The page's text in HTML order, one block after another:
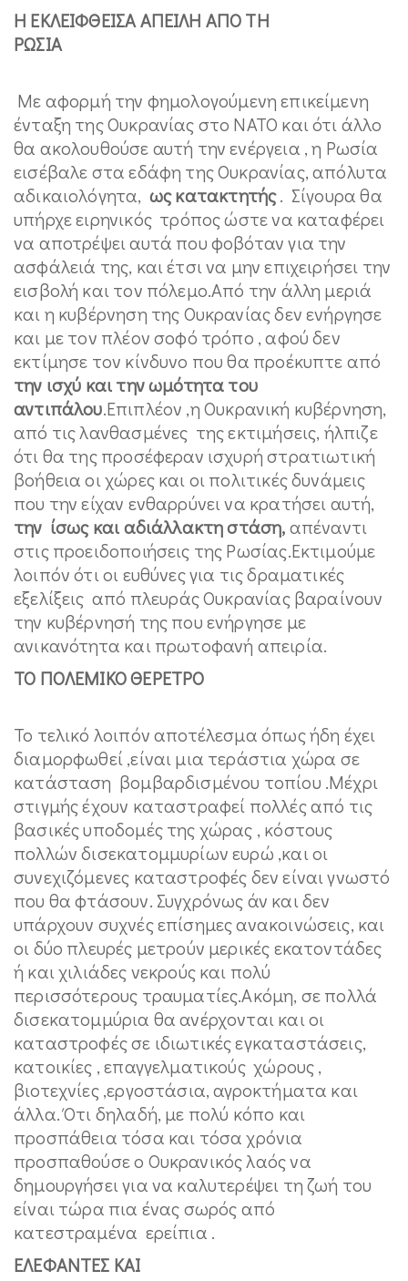
Η ΕΚΛΕΙΦΘΕΙΣΑ ΑΠΕΙΛΗ ΑΠΟ ΤΗ
ΡΩΣΙΑ
Με αφορμή την φημολογούμενη επικείμενη
ένταξη της Ουκρανίας στο ΝΑΤΟ και ότι άλλο
θα ακολουθούσε αυτή την ενέργεια , η Ρωσία
εισέβαλε στα εδάφη της Ουκρανίας, απόλυτα
αδικαιολόγητα, ως κατακτητής. Σίγουρα θα
υπήρχε ειρηνικός τρόπος ώστε να καταφέρει
να αποτρέψει αυτά που φοβόταν για την
ασφάλειά της, και έτσι να μην επιχειρήσει την
εισβολή και τον πόλεμο.Από την άλλη μεριά
και η κυβέρνηση της Ουκρανίας δεν ενήργησε
και με τον πλέον σοφό τρόπο , αφού δεν
εκτίμησε τον κίνδυνο που θα προέκυπτε από
την ισχύ και την ωμότητα του
αντιπάλου.Επιπλέον ,η Ουκρανική κυβέρνηση,
από τις λανθασμένες της εκτιμήσεις, ήλπιζε
ότι θα της προσέφεραν ισχυρή στρατιωτική
βοήθεια οι χώρες και οι πολιτικές δυνάμεις
που την είχαν ενθαρρύνει να κρατήσει αυτή,
την ίσως και αδιάλλακτη στάση,απέναντι
στις προειδοποιήσεις της Ρωσίας.Εκτιμούμε
λοιπόν ότι οι ευθύνες για τις δραματικές
εξελίξεις από πλευράς Ουκρανίας βαραίνουν
την κυβέρνησή της που ενήργησε με
ανικανότητα και πρωτοφανή απειρία.
ΤΟ ΠΟΛΕΜΙΚΟ ΘΕΡΕΤΡΟ
Το τελικό λοιπόν αποτέλεσμα όπως ήδη έχει
διαμορφωθεί ,είναι μια τεράστια χώρα σε
κατάσταση βομβαρδισμένου τοπίου .Μέχρι
στιγμής έχουν καταστραφεί πολλές από τις
βασικές υποδομές της χώρας , κόστους
πολλών δισεκατομμυρίων ευρώ ,και οι
συνεχιζόμενες καταστροφές δεν είναι γνωστό
που θα φτάσουν. Συγχρόνως άν και δεν
υπάρχουν συχνές επίσημες ανακοινώσεις, και
οι δύο πλευρές μετρούν μερικές εκατοντάδες
ή και χιλιάδες νεκρούς και πολύ
περισσότερους τραυματίες.Ακόμη, σε πολλά
δισεκατομμύρια θα ανέρχονται και οι
καταστροφές σε ιδιωτικές εγκαταστάσεις,
κατοικίες , επαγγελματικούς χώρους ,
βιοτεχνίες ,εργοστάσια, αγροκτήματα και
άλλα. Ότι δηλαδή, με πολύ κόπο και
προσπάθεια τόσα και τόσα χρόνια
προσπαθούσε ο Ουκρανικός λαός να
δημουργήσει για να καλυτερέψει τη ζωή του
είναι τώρα πια ένας σωρός από
κατεστραμένα ερείπια .
ΕΛΕΦΑΝΤΕΣ ΚΑΙ